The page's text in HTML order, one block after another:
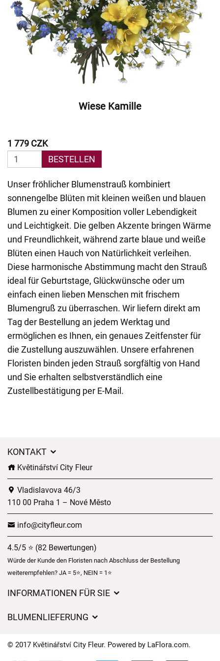
Wiese Kamille
1 779 CZK
BESTELLEN
Unser fröhlicher Blumenstrauß kombiniert
sonnengelbe Blüten mit kleinen weißen und blauen
Blumen zu einer Komposition voller Lebendigkeit
und Leichtigkeit. Die gelben Akzente bringen Wärme
und Freundlichkeit, während zarte blaue und weiße
Blüten einen Hauch von Natürlichkeit verleihen.
Diese harmonische Abstimmung macht den Strauß
ideal für Geburtstage, Glückwünsche oder um
einfach einen lieben Menschen mit frischem
Blumengruß zu überraschen. Wir liefern direkt am
Tag der Bestellung an jedem Werktag und
ermöglichen es Ihnen, ein genaues Zeitfenster für
die Zustellung auszuwählen. Unsere erfahrenen
Floristen binden jeden Strauß sorgfältig von Hand
und Sie erhalten selbstverständlich eine
Zustellbestätigung per E-Mail.
KONTAKT
Květinářství City Fleur
Vladislavova 46/3
110 00 Praha 1 – Nové Město
info@cityfleur.com
4.5/5 ⭐ (82 Bewertungen)
Würde der Kunde den Floristen nach Abschluss der Bestellung
weiterempfehlen? JA = 5⭐, NEIN = 1⭐
INFORMATIONEN FÜR SIE
Lieferzeiten für Blumen – Übersicht der Möglichkeiten
BLUMENLIEFERUNG
Wohin wir Blumen liefern
© 2017 Květinářství City Fleur. Powered by LaFlora.com.